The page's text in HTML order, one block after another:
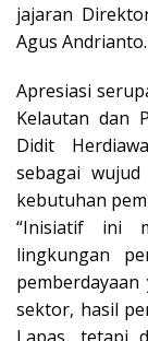
jajaran
Agus Andrianto.
Apresiasi
Kelautan dan
Didit
sebagai
kebutuhan
“Inisiatif ini
lingkungan
sektor, hasil